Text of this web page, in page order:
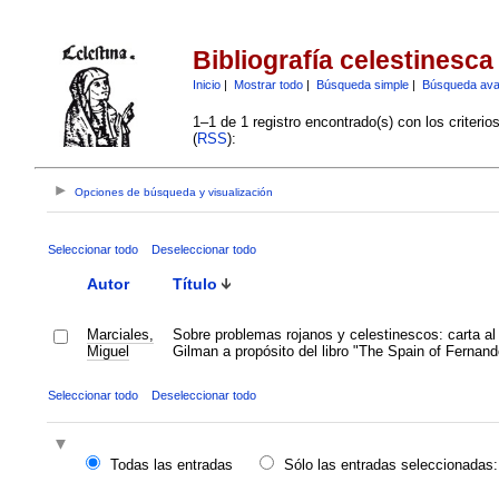
Bibliografía celestinesca
Inicio| Mostrar todo| Búsqueda simple| Búsqueda
1–1 de 1 registro encontrado(s) con los
(RSS):
Opciones de búsqueda y visualización
Seleccionar todo Deseleccionar todo
Autor Título
Marciales,
Miguel
Sobre problemas rojanos y celestinescos: carta al
Gilman a propósito del libro "The Spain of
Seleccionar todo Deseleccionar todo
Todas las entradas
Sólo las entradas seleccionadas: